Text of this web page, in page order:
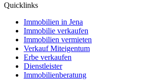
Quicklinks
Immobilien in Jena
Immobilie verkaufen
Immobilien vermieten
Verkauf Miteigentum
Erbe verkaufen
Dienstleister
Immobilienberatung